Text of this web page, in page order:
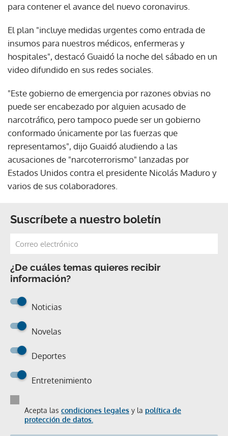
para contener el avance del nuevo coronavirus.
El plan "incluye medidas urgentes como entrada de
insumos para nuestros médicos, enfermeras y
hospitales", destacó Guaidó la noche del sábado en un
video difundido en sus redes sociales.
"Este gobierno de emergencia por razones obvias no
puede ser encabezado por alguien acusado de
narcotráfico, pero tampoco puede ser un gobierno
conformado únicamente por las fuerzas que
representamos", dijo Guaidó aludiendo a las
acusaciones de "narcoterrorismo" lanzadas por
Estados Unidos contra el presidente Nicolás Maduro y
varios de sus colaboradores.
Suscríbete a nuestro boletín
¿De cuáles temas quieres recibir
información?
Noticias
Novelas
Deportes
Entretenimiento
Acepta las condiciones legales y la política de
protección de datos.